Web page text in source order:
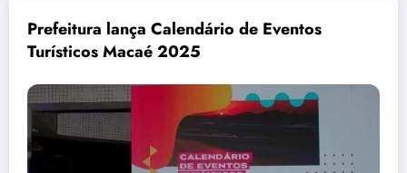
Prefeitura lança Calendário de Eventos
Turísticos Macaé 2025